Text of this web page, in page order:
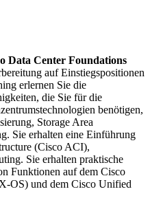
Data Center Foundations
auf Einstiegspositionen
erlernen Sie die
die Sie für die
benötigen,
Storage Area
Sie erhalten eine Einführung
(Cisco ACI),
Sie erhalten praktische
Funktionen auf dem Cisco
OS) und dem Cisco Unified